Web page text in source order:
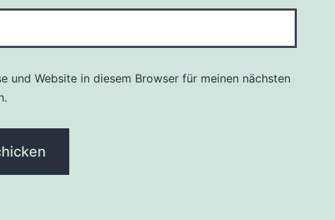
und Website in diesem Browser für meinen nächsten